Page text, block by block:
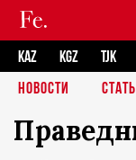
KAZ KGZ TJK
НОВОСТИ